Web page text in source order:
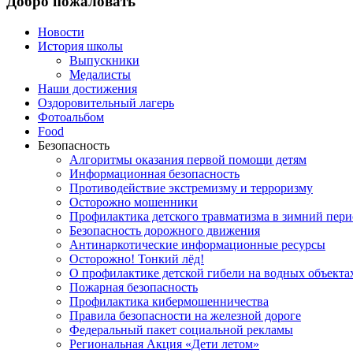
Новости
История школы
Выпускники
Медалисты
Наши достижения
Оздоровительный лагерь
Фотоальбом
Food
Безопасность
Алгоритмы оказания первой помощи детям
Информационная безопасность
Противодействие экстремизму и терроризму
Осторожно мошенники
Профилактика детского травматизма в зимний
Безопасность дорожного движения
Антинаркотические информационные ресурсы
Осторожно! Тонкий лёд!
О профилактике детской гибели на водных
Пожарная безопасность
Профилактика кибермошенничества
Правила безопасности на железной дороге
Федеральный пакет социальной рекламы
Региональная Акция «Дети летом»